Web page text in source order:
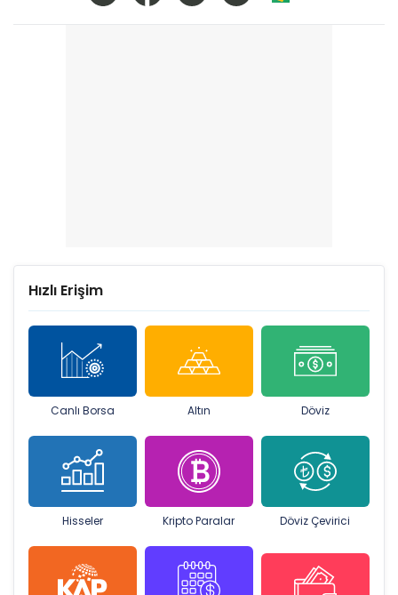
Hızlı Erişim
Canlı Borsa Altın Döviz
Hisseler Kripto Paralar Döviz Çevirici